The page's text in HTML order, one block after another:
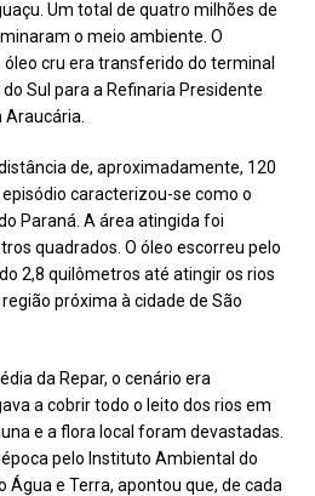
Um total de quatro milhões de
o meio ambiente. O
cru era transferido do terminal
Sul para a Refinaria Presidente
de, aproximadamente, 120
caracterizou-se como o
Paraná. A área atingida foi
quadrados. O óleo escorreu pelo
2,8 quilômetros até atingir os rios
próxima à cidade de São
da Repar, o cenário era
a cobrir todo o leito dos rios em
e a flora local foram devastadas.
pelo Instituto Ambiental do
Água e Terra, apontou que, de cada